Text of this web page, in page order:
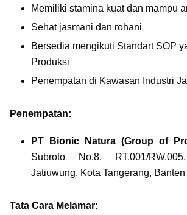
Memiliki stamina kuat dan mampu
Sehat jasmani dan rohani
Bersedia mengikuti Standart SOP
Produksi
Penempatan di Kawasan Industri
Penempatan:
PT Bionic Natura (Group of
Subroto No.8, RT.001/
Jatiuwung, Kota Tangerang,
Tata Cara Melamar: